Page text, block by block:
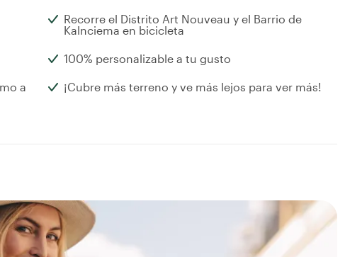
Recorre el Distrito Art Nouveau y el Barrio de
Kalnciema en bicicleta
100% personalizable a tu gusto
a
¡Cubre más terreno y ve más lejos para ver más!